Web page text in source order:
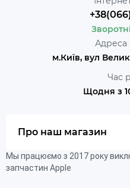
Адреса
м.Київ, вул
Час
Щодня з
Про наш магазин
Мы працюємо з 2017 року
запчастин Apple